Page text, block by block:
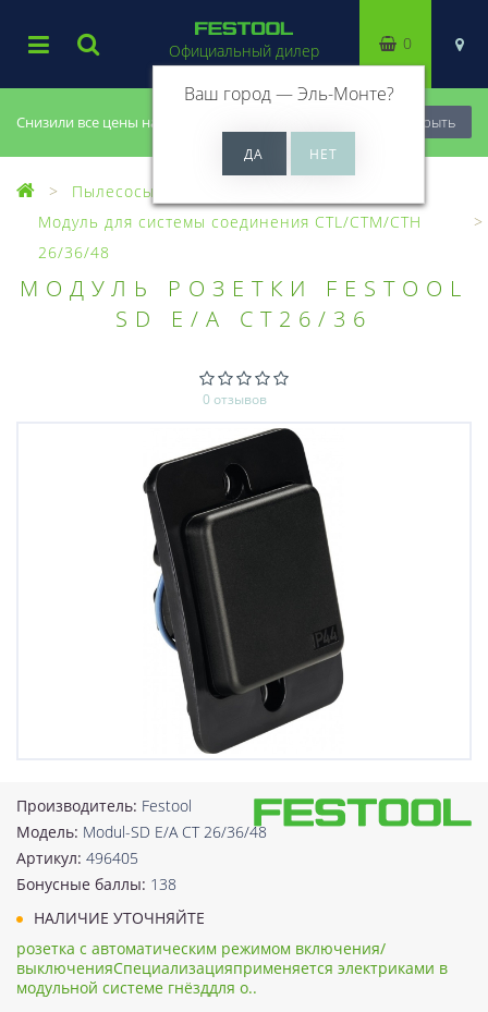
Снизили все цены на 20%, успей купить! Закрыть
Официальный дилер
Ваш город —Эль-Монте?
0
Пылесосы
Модуль для системы соединения CTL/CTM/CTH
26/36/48
МОДУЛЬ РОЗЕТКИ FESTOOL
SD E/A CT26/36
0 отзывов
Производитель: Festool
Модель: Modul-SD E/A CT 26/36/48
Артикул: 496405
Бонусные баллы: 138
НАЛИЧИЕ УТОЧНЯЙТЕ
розетка с автоматическим режимом включения/
выключенияСпециализацияприменяется электриками в
модульной системе гнёзддля о..